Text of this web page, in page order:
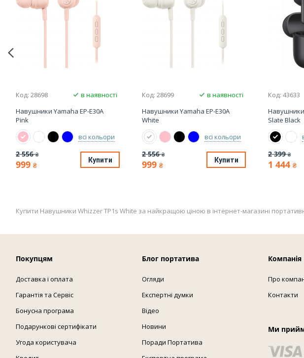
Код: 28698
в наявності
Навушники Yamaha EP-E30A
Pink
всі кольори
2 556 ₴
999 ₴
Купити
Код: 28699
в наявності
Навушники Yamaha EP-E30A
White
всі кольори
2 556 ₴
999 ₴
Купити
Код: 43633
Навушники
Slate Black
2 399 ₴
1 444 ₴
Купити Навушники Whizzer TP1s White за найкращою ціною в інтернет-магазині
Покупцям
Доставка і оплата
Гарантія та Сервіс
Бонусна програма
Подарункові сертифікати
Угода користувача
Блог портатива
Огляди
Експертні думки
Відео
Новини
Поради Портатива
Компанія
Про
Контакти
Ми